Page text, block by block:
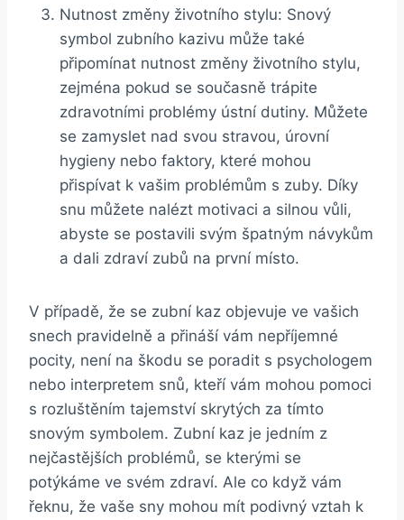
Nutnost změny životního stylu: Snový
symbol zubního kazivu může ​také
připomínat nutnost změny životního stylu,⁤
zejména pokud se ​současně trápite
‌zdravotními problémy ‍ústní dutiny. Můžete​
se zamyslet nad svou stravou, úrovní
hygieny ​nebo faktory,‌ které mohou
přispívat k vašim problémům s zuby. Díky
snu můžete nalézt‍ motivaci a silnou‍ vůli, ​
abyste ‍se postavili svým ‌špatným návykům⁣
a‌ dali zdraví‍ zubů na ​první místo.
V případě, že se zubní kaz objevuje ve⁢ vašich
snech pravidelně a přináší vám nepříjemné
pocity, není na škodu se poradit s‌ psychologem
nebo‌ interpretem snů, kteří ‌vám mohou pomoci⁣
s rozluštěním tajemství skrytých za tímto
snovým symbolem. Zubní ⁢kaz je jedním z​
nejčastějších problémů,⁢ se⁤ kterými​ se
potýkáme ve ⁤svém‍ zdraví. ⁣Ale co když ‌vám
řeknu,⁢ že vaše ​sny mohou mít​ podivný vztah k